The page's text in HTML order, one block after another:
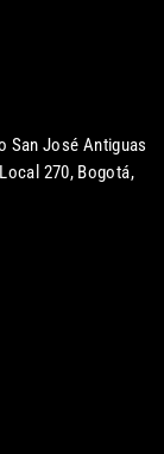
San José Antiguas
270, Bogotá,